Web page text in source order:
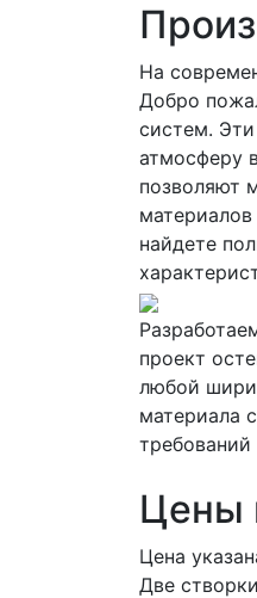
На
Добро
систем.
атмосферу
позволяют
найдете
проект
любой
материала
требований
Цены
Цена
Две створки